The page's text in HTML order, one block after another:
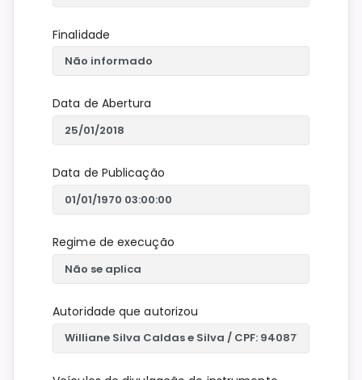
Finalidade
Data de Abertura
Data de Publicação
Regime de execução
Autoridade que autorizou